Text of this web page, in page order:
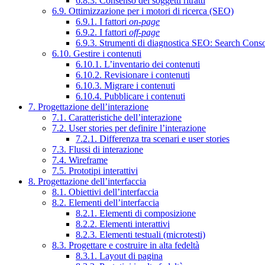
6.9. Ottimizzazione per i motori di ricerca (SEO)
6.9.1. I fattori on-page
6.9.2. I fattori off-page
6.9.3. Strumenti di diagnostica SEO: Search
6.10. Gestire i contenuti
6.10.1. L’inventario dei contenuti
6.10.2. Revisionare i contenuti
6.10.3. Migrare i contenuti
6.10.4. Pubblicare i contenuti
7. Progettazione dell’interazione
7.1. Caratteristiche dell’interazione
7.2. User stories per definire l’interazione
7.2.1. Differenza tra scenari e user stories
7.3. Flussi di interazione
7.4. Wireframe
7.5. Prototipi interattivi
8. Progettazione dell’interfaccia
8.1. Obiettivi dell’interfaccia
8.2. Elementi dell’interfaccia
8.2.1. Elementi di composizione
8.2.2. Elementi interattivi
8.2.3. Elementi testuali (microtesti)
8.3. Progettare e costruire in alta fedeltà
8.3.1. Layout di pagina